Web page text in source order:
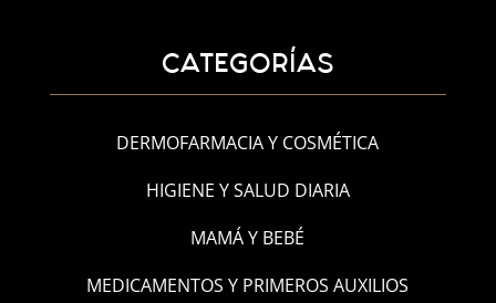
CATEGORÍAS
DERMOFARMACIA Y COSMÉTICA
HIGIENE Y SALUD DIARIA
MAMÁ Y BEBÉ
MEDICAMENTOS Y PRIMEROS AUXILIOS